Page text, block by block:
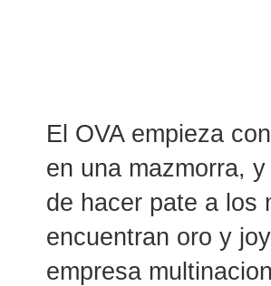
El OVA empieza
en una mazmorra,
de hacer pate a los
encuentran oro y
empresa